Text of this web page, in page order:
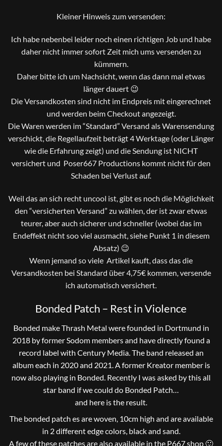
Kleiner Hinweis zum versenden:
Ich habe nebenbei leider noch einen richtigen Job und habe
daher nicht immer sofort Zeit mich ums versenden zu
kümmern.
Daher bitte ich um Nachsicht, wenn das dann mal etwas
länger dauert 😉
Die Versandkosten sind nicht im Endpreis mit eingerechnet
und werden beim Checkout angezeigt.
Die Waren werden im “Standard” Versand als Warensendung
verschickt, die Regellaufzeit beträgt 4 Werktage (oder Länger
wie die Erfahrung zeigt) und die Sendung ist NICHT
versichert und Poser667 Productions kommt nicht für den
Schaden bei Verlust auf.
Weil das an sich recht uncool ist, gibt es noch die Möglichkeit
den “versicherten Versand” zu wählen, der ist zwar etwas
teurer, aber auch sicherer und schneller (wobei das im
Endeffekt nicht soo viel ausmacht, siehe Punkt 1 in diesem
Absatz) 😉
Wenn jemand so viele Artikel kauft, dass das die
Versandkosten bei Standard über 4,75€ kommen, versende
ich automatisch versichert.
Bonded Patch – Rest in Violence
Bonded make Thrash Metal were founded in Dortmund in
2018 by former Sodom members and have directly found a
record label with Century Media. The band released an
album each in 2020 and 2021. A former Kreator member is
now also playing in Bonded. Recently I was asked by this all
star band if we could do Bonded Patch…
and here is the result.
The bonded patch es are woven, 10cm high and are available
in 2 different edge colors, black and sand.
A few of these patches are also available in the P667 shop 🙂